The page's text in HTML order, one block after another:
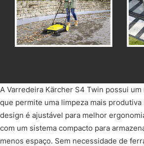
A Varredeira Kärcher S4 Twin possui
que permite uma limpeza mais
design é ajustável para melhor
com um sistema compacto para
menos espaço. Sem necessidade de